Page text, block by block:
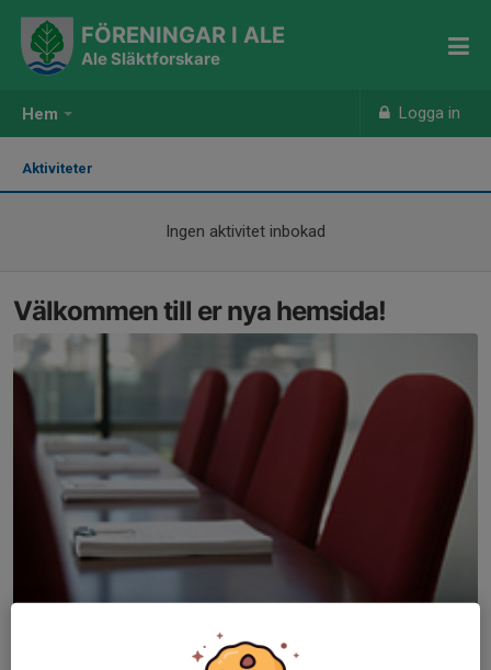
Hem Logga in
FÖRENINGAR I ALE
Ale Släktforskare
Aktiviteter
Ingen aktivitet inbokad
Välkommen till er nya hemsida!